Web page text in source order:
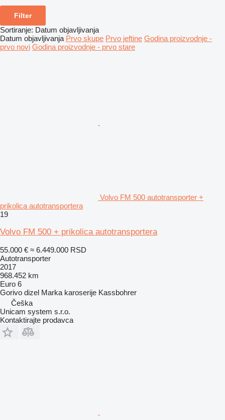
Filter
Sortiranje: Datum objavljivanja
Datum objavljivanja Prvo skupe Prvo jeftine Godina proizvodnje -
prvo novi Godina proizvodnje - prvo stare
Volvo FM 500 autotransporter +
prikolica autotransportera
19
Volvo FM 500 + prikolica autotransportera
55.000 € ≈ 6.449.000 RSD
Autotransporter
2017
968.452 km
Euro 6
Gorivo dizel Marka karoserije Kassbohrer
Češka
Unicam system s.r.o.
Kontaktirajte prodavca